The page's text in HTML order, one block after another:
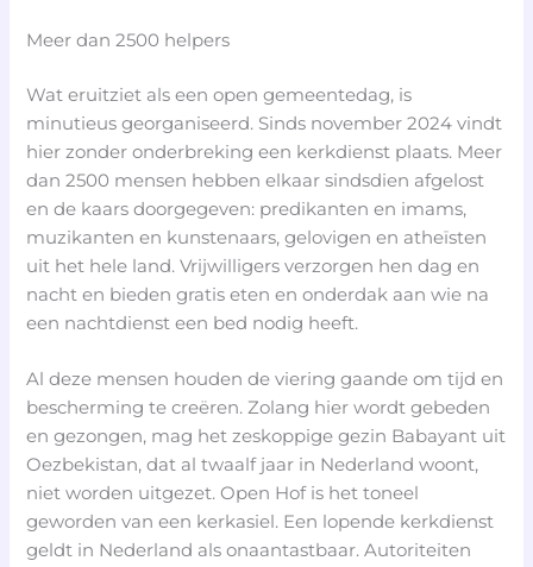
Meer dan 2500 helpers
Wat eruitziet als een open gemeentedag, is
minutieus georganiseerd. Sinds november 2024 vindt
hier zonder onderbreking een kerkdienst plaats. Meer
dan 2500 mensen hebben elkaar sindsdien afgelost
en de kaars doorgegeven: predikanten en imams,
muzikanten en kunstenaars, gelovigen en atheïsten
uit het hele land. Vrijwilligers verzorgen hen dag en
nacht en bieden gratis eten en onderdak aan wie na
een nachtdienst een bed nodig heeft.
Al deze mensen houden de viering gaande om tijd en
bescherming te creëren. Zolang hier wordt gebeden
en gezongen, mag het zeskoppige gezin Babayant uit
Oezbekistan, dat al twaalf jaar in Nederland woont,
niet worden uitgezet. Open Hof is het toneel
geworden van een kerkasiel. Een lopende kerkdienst
geldt in Nederland als onaantastbaar. Autoriteiten